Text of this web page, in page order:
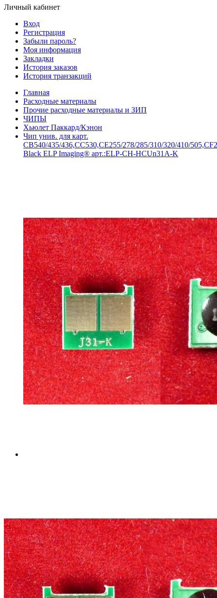
Личный кабинет
Вход
Регистрация
Забыли пароль?
Моя информация
Закладки
История заказов
История транзакций
Главная
Расходные материалы
Прочие расходные материалы и ЗИП
ЧИПЫ
Хьюлет Паккард/Кэнон
Чип унив. для карт.
CB540/435/436,CC530,CE255/278/285/310/320/410/
Black ELP Imaging® арт.:ELP-CH-HСUn31A-K